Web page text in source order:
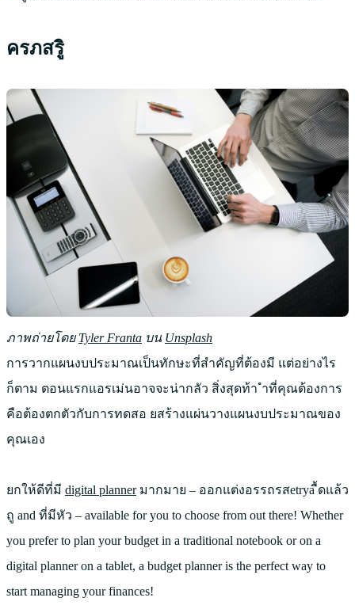
ครภสรูิ
ภาพถ่ายโดยTyler Franta บน Unsplash
การวากแผนงบประมาณเป็นทักษะที่สำคัญที่ต้องมี แต่อย่างไร
ก็ตาม ตอนแรกแอรเม่นอาจจะน่ากลัว สิ่งสุดท้า ำที่คุณต้องการ
คือต้องตกตัวกับการทดสอ ยสร้างแผ่นวางแผนงบประมาณของ
คุณเอง
ยกให้ดีที่มี digital plannerมากมาย – ออกแต่งอรรถรสetrya ื้ดแล้ว
ถู and ที่มีหัว – available for you to choose from out there! Whether
you prefer to plan your budget in a traditional notebook or on a
digital planner on a tablet, a budget planner is the perfect way to
start managing your finances!